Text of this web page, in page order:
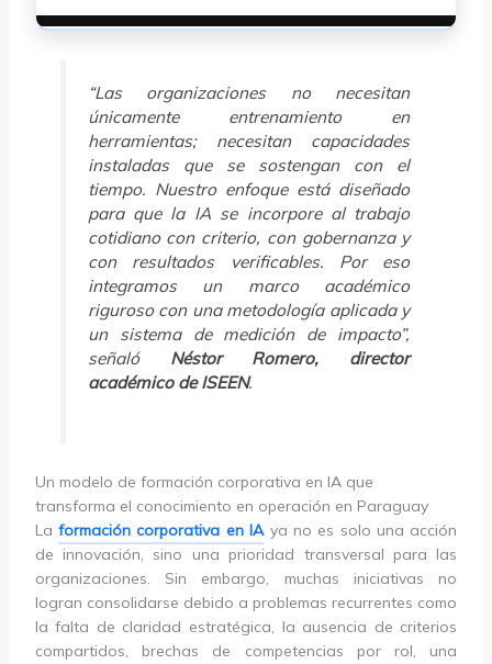
“Las organizaciones no necesitan
únicamente entrenamiento en
herramientas; necesitan capacidades
instaladas que se sostengan con el
tiempo. Nuestro enfoque está diseñado
para que la IA se incorpore al trabajo
cotidiano con criterio, con gobernanza y
con resultados verificables. Por eso
integramos un marco académico
riguroso con una metodología aplicada y
un sistema de medición de impacto”,
señaló Néstor Romero, director
académico de ISEEN.
Un modelo de formación corporativa en IA que
transforma el conocimiento en operación en Paraguay
La formación corporativa en IAya no es solo una acción
de innovación, sino una prioridad transversal para las
organizaciones. Sin embargo, muchas iniciativas no
logran consolidarse debido a problemas recurrentes como
la falta de claridad estratégica, la ausencia de criterios
compartidos, brechas de competencias por rol, una